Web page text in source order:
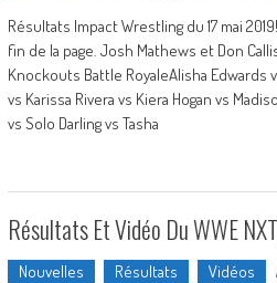
Résultats Impact Wrestling du 17 mai
fin de la page. Josh Mathews et Don
Knockouts Battle RoyaleAlisha Edwards
vs Karissa Rivera vs Kiera Hogan vs
vs Solo Darling vs Tasha
Résultats Et Vidéo Du WWE
Nouvelles Résultats Vidéos